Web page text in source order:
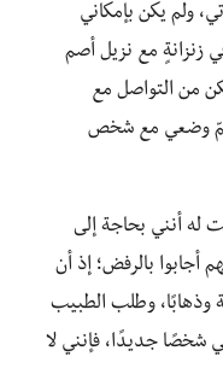
ولم يكن بإمكاني
زنزانةٍ مع نزيل أصم
من التواصل مع
فتمّ وضعي مع شخص
أنني بحاجة إلى
أجابوا بالرفض؛ إذ أن
وذهابًا، وطلب الطبيب
شخصًا جديدًا، فإنني لا